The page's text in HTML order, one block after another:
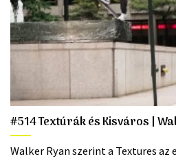
#514 Textúrák és Kisváros |
Walker Ryan szerint a Textures